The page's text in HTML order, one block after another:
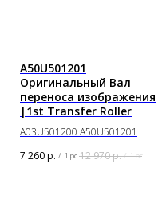
A50U501201
Оригинальный Вал
переноса изображения
|1st Transfer Roller
A03U501200 A50U501201
7 260р. / 1 pc 12 970р. / 1 pc